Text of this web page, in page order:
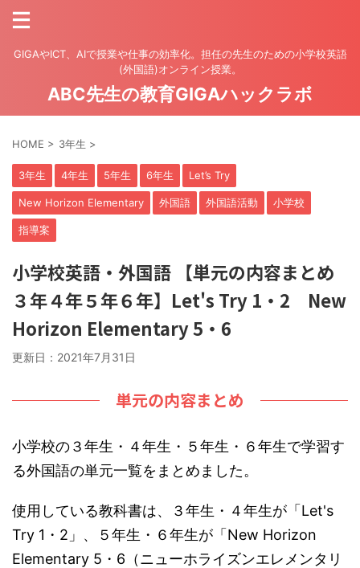
GIGAやICT、AIで授業や仕事の効率化。担任の先生のための小学校英語
(外国語)オンライン授業。
ABC先生の教育GIGAハックラボ
HOME > 3年生 >
3年生 4年生 5年生 6年生 Let’s Try
New Horizon Elementary 外国語 外国語活動 小学校
指導案
小学校英語・外国語 【単元の内容まとめ
３年４年５年６年】Let's Try 1・2 New
Horizon Elementary 5・6
更新日： 2021年7月31日
単元の内容まとめ
小学校の３年生・４年生・５年生・６年生で学習す
る外国語の単元一覧をまとめました。
使用している教科書は、３年生・４年生が「Let's
Try 1・2」、５年生・６年生が「New Horizon
Elementary 5・6（ニューホライズンエレメンタリ